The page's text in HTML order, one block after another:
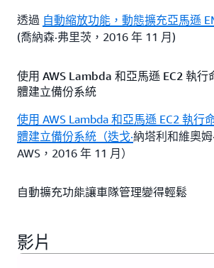
透過 自動縮放功能，動態擴充亞馬遜
(喬納森·弗里茨，2016 年 11 月)
使用 AWS Lambda 和亞馬遜 EC2 執行
體建立備份系統
使用 AWS Lambda 和亞馬遜 EC2 執行
體建立備份系統（迭戈·納塔利和維奧姆
AWS，2016 年 11 月）
自動擴充功能讓車隊管理變得輕鬆
AWS，2016 年 10 月)
影片